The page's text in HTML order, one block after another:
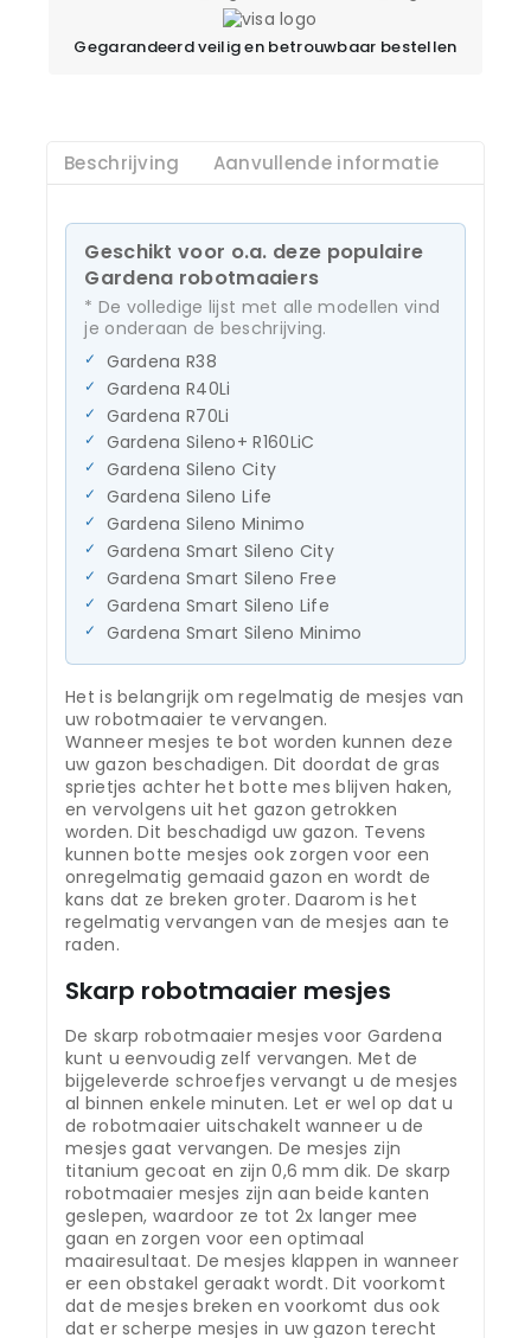
Gegarandeerd veilig en betrouwbaar bestellen
Beschrijving Aanvullende informatie
Geschikt voor o.a. deze populaire
Gardena robotmaaiers
* De volledige lijst met alle modellen vind
je onderaan de beschrijving.
Gardena R38
Gardena R40Li
Gardena R70Li
Gardena Sileno+ R160LiC
Gardena Sileno City
Gardena Sileno Life
Gardena Sileno Minimo
Gardena Smart Sileno City
Gardena Smart Sileno Free
Gardena Smart Sileno Life
Gardena Smart Sileno Minimo
Het is belangrijk om regelmatig de mesjes van
uw robotmaaier te vervangen.
Wanneer mesjes te bot worden kunnen deze
uw gazon beschadigen. Dit doordat de gras
sprietjes achter het botte mes blijven haken,
en vervolgens uit het gazon getrokken
worden. Dit beschadigd uw gazon. Tevens
kunnen botte mesjes ook zorgen voor een
onregelmatig gemaaid gazon en wordt de
kans dat ze breken groter. Daarom is het
regelmatig vervangen van de mesjes aan te
raden.
Skarp robotmaaier mesjes
De skarp robotmaaier mesjes voor Gardena
kunt u eenvoudig zelf vervangen. Met de
bijgeleverde schroefjes vervangt u de mesjes
al binnen enkele minuten. Let er wel op dat u
de robotmaaier uitschakelt wanneer u de
mesjes gaat vervangen. De mesjes zijn
titanium gecoat en zijn 0,6 mm dik. De skarp
robotmaaier mesjes zijn aan beide kanten
geslepen, waardoor ze tot 2x langer mee
gaan en zorgen voor een optimaal
maairesultaat. De mesjes klappen in wanneer
er een obstakel geraakt wordt. Dit voorkomt
dat de mesjes breken en voorkomt dus ook
dat er scherpe mesjes in uw gazon terecht